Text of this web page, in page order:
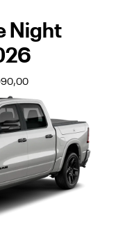
Night